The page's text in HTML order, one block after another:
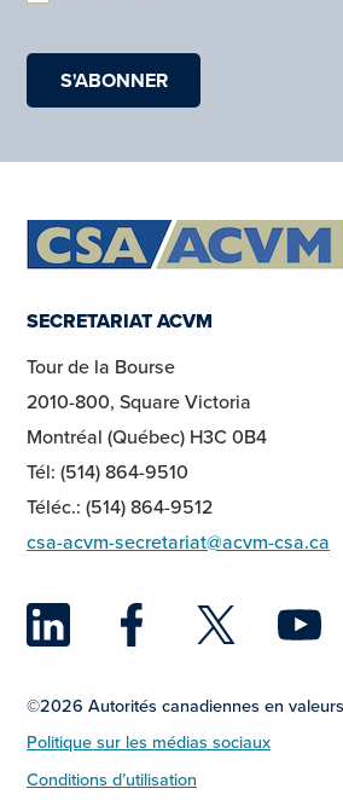
SECRETARIAT ACVM
Tour de la Bourse
2010-800, Square Victoria
Montréal (Québec) H3C 0B4
Tél: (514) 864-9510
Téléc.: (514) 864-9512
csa-acvm-secretariat@acvm-csa.ca
LinkedIn
©2026 Autorités canadiennes en
Politique sur les médias sociaux
Conditions d’utilisation